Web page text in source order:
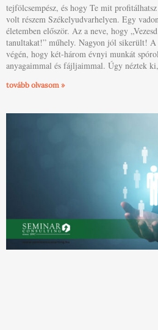
tejfölcsempész, és hogy Te mit
volt részem Székelyudvarhelyen. Egy
életemben először. Az a neve, hogy
tanultakat!” műhely. Nagyon jól sikerült! A
végén, hogy két-három évnyi munkát
anyagaimmal és fájljaimmal. Úgy néztek
tovább olvasom »